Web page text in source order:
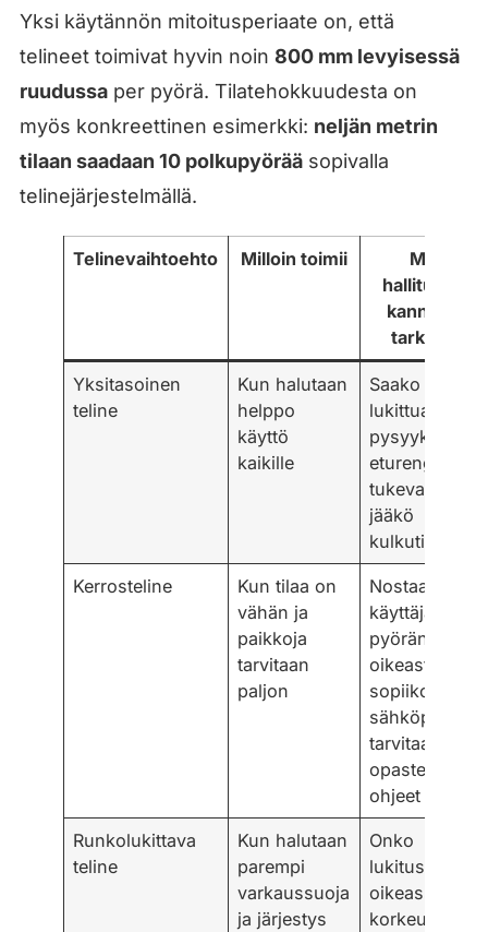
Yksi käytännön mitoitusperiaate on, että
telineet toimivat hyvin noin 800 mm levyisessä
ruudussaper pyörä. Tilatehokkuudesta on
myös konkreettinen esimerkki: neljän metrin
tilaan saadaan 10 polkupyörääsopivalla
telinejärjestelmällä.
Telinevaihtoehto Milloin toimii
Mitä
hallituksen
kannattaa
tarkistaa
Yksitasoinen
teline
Kun halutaan
helppo
käyttö
kaikille
Saako rungon
lukittua,
pysyykö
eturengas
tukevasti,
jääkö
kulkutilaa
Kerrosteline
Kun tilaa on
vähän ja
paikkoja
tarvitaan
paljon
Nostaako
käyttäjä
pyörän
oikeasti ylös,
sopiiko
sähköpyörille,
tarvitaanko
opasteet ja
ohjeet
Runkolukittava
teline
Kun halutaan
parempi
varkaussuoja
ja järjestys
Onko
lukituskohta
oikeassa
korkeudessa,